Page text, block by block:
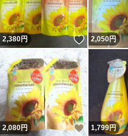
2,380円 いいね！
2,050円
2,080円 いいね！
1,799円